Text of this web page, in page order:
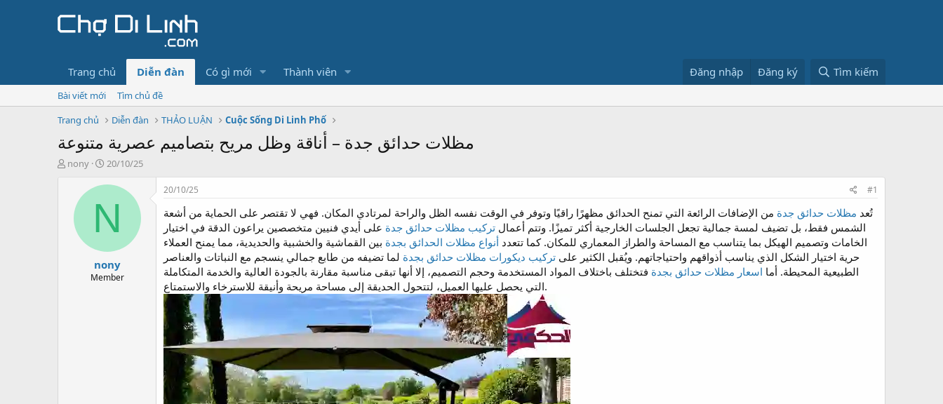
Trang chủ Diễn đàn Có gì mới Thành viên Đăng nhập Đăng ký Tìm kiếm
Bài viết mới
Tìm chủ đề
Trang chủ
Diễn đàn THẢO LUẬN Cuộc Sống Di Linh Phố
مظلات حدائق جدة – أناقة وظل مريح بتصاميم عصرية متنوعة
T
nony
N
à
g
ử
20/10/25
N
nony
Member
20/10/25 #1
تُعد مظلات حدائق جدة من الإضافات الرائعة التي تمنح الحدائق مظهرًا راقيًا وتوفر في الوقت نفسه الظل والراحة لمرتادي المكان. فهي لا تقتصر على الحماية من أشعة
الشمس فقط، بل تضيف لمسة جمالية تجعل الجلسات الخارجية أكثر تميزًا. وتتم أعمال تركيب مظلات حدائق جدة على أيدي فنيين متخصصين يراعون الدقة في اختيار
الخامات وتصميم الهيكل بما يتناسب مع المساحة والطراز المعماري للمكان. كما تتعدد أنواع مظلات الحدائق بجدة بين القماشية والخشبية والحديدية، مما يمنح العملاء
حرية اختيار الشكل الذي يناسب أذواقهم واحتياجاتهم. ويُقبل الكثير على تركيب ديكورات مظلات حدائق بجدة لما تضيفه من طابع جمالي ينسجم مع النباتات والعناصر
الطبيعية المحيطة. أما اسعار مظلات حدائق بجدة فتختلف باختلاف المواد المستخدمة وحجم التصميم، إلا أنها تبقى مناسبة مقارنة بالجودة العالية والخدمة المتكاملة
التي يحصل عليها العميل، لتتحول الحديقة إلى مساحة مريحة وأنيقة للاسترخاء والاستمتاع.